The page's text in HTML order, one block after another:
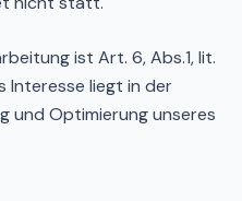
ist Art. 6, Abs.1, lit.
Interesse liegt in der
und Optimierung unseres